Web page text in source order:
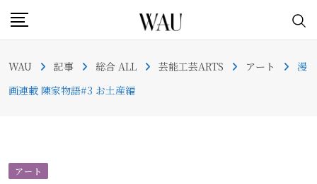
Skip
content
WAU 記事 総合 ALL 芸能工芸ARTS アート
漫
画連載 陳家物語#3 お土産編
アート